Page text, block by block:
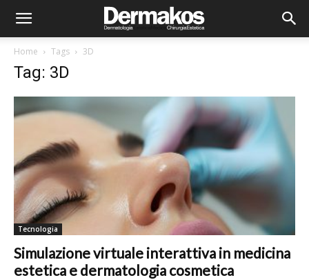
Home Tags 3D
Tag: 3D
Tecnologia
Simulazione virtuale interattiva in medicina
estetica e dermatologia cosmetica